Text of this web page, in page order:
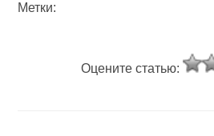
Метки:
Оцените статью: